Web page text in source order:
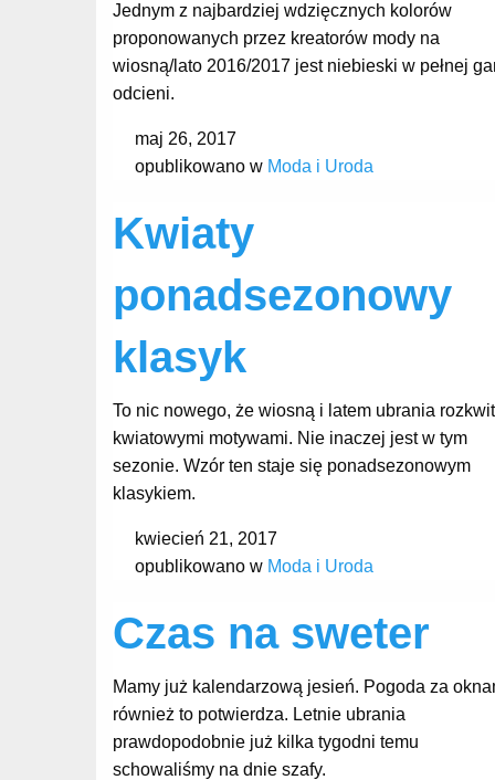
Jednym z najbardziej wdzięcznych kolorów
proponowanych przez kreatorów mody na
wiosną/lato 2016/2017 jest niebieski w pełnej
odcieni.
maj 26, 2017
opublikowano w Moda i Uroda
Kwiaty
ponadsezonowy
klasyk
To nic nowego, że wiosną i latem ubrania
kwiatowymi motywami. Nie inaczej jest w tym
sezonie. Wzór ten staje się ponadsezonowym
klasykiem.
kwiecień 21, 2017
opublikowano w Moda i Uroda
Czas na sweter
Mamy już kalendarzową jesień. Pogoda za
również to potwierdza. Letnie ubrania
prawdopodobnie już kilka tygodni temu
schowaliśmy na dnie szafy.